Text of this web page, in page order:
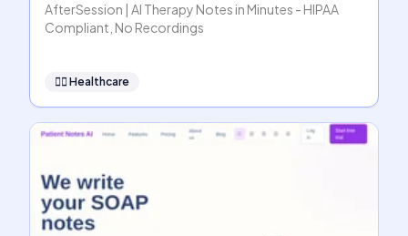
AfterSession | AI Therapy Notes in Minutes - HIPAA
Compliant, No Recordings
👩‍⚕️ Healthcare